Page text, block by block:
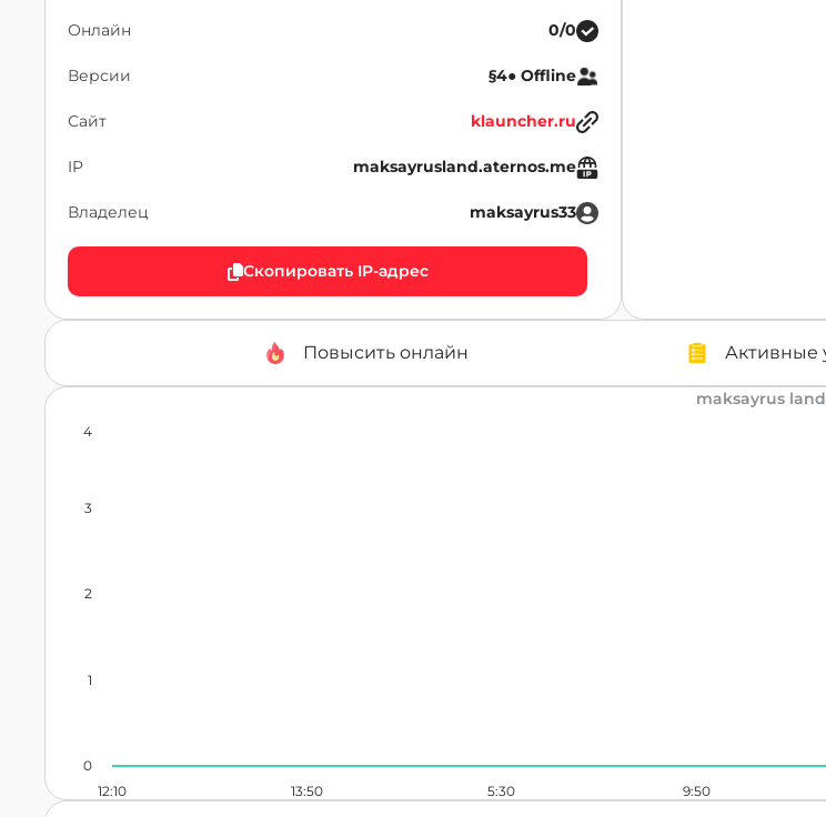
Онлайн 0/0
Версии §4● Offline
Сайт klauncher.ru
IP maksayrusland.aternos.me
Владелец maksayrus33
Скопировать IP-адрес
Повысить онлайн Активные
maksayrus land
12:10 13:50 5:30 9:50
0
1
2
3
4